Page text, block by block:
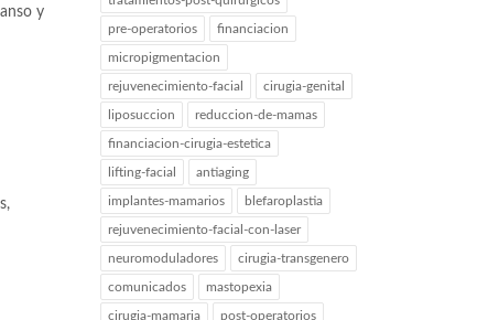
y
pre-operatorios financiacion
micropigmentacion
rejuvenecimiento-facial cirugia-genital
liposuccion reduccion-de-mamas
financiacion-cirugia-estetica
lifting-facial antiaging
implantes-mamarios blefaroplastia
rejuvenecimiento-facial-con-laser
neuromoduladores cirugia-transgenero
comunicados mastopexia
cirugia-mamaria post-operatorios